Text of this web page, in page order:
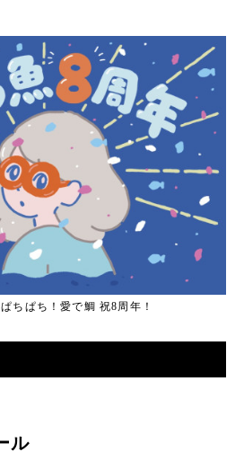
ちぱち！愛で鯛 祝8周年！
ル